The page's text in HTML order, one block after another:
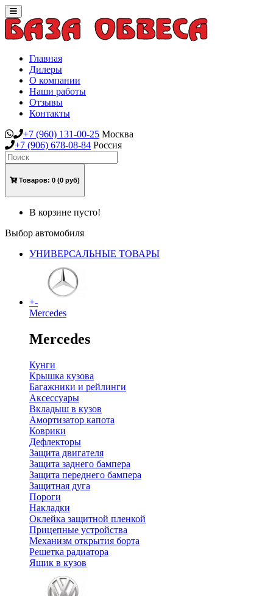
Toggle
navigation
Главная
Дилеры
О компании
Наши работы
Отзывы
Контакты
+7 (960) 131-00-25 Москва
+7 (906) 678-08-84 Россия
Товаров: 0 (0 руб)
В корзине пусто!
Выбор автомобиля
УНИВЕРСАЛЬНЫЕ ТОВАРЫ
+-
Mercedes
Mercedes
Кунги
Крышка кузова
Багажники и рейлинги
Аксессуары
Вкладыш в кузов
Амортизатор капота
Коврики
Дефлекторы
Защита двигателя
Защита заднего бампера
Защита переднего бампера
Защитная дуга
Пороги
Накладки
Оклейка защитной пленкой
Прицепные устройства
Механизм открытия борта
Решетка радиатора
Ящик в кузов